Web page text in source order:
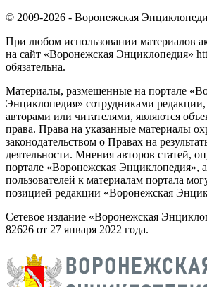
© 2009-2026 - Воронежская
При любом использовании материалов
на сайт «Воронежская Энциклопедия»
обязательна.
Материалы, размещенные на портале
Энциклопедия» сотрудниками
авторами или читателями, являются
права. Права на указанные материалы
законодательством о Правах на
деятельности. Мнения авторов статей,
портале «Воронежская Энциклопедия»,
пользователей к материалам портала
позицией редакции «Воронежская
Сетевое издание «Воронежская
82626 от 27 января 2022 года.